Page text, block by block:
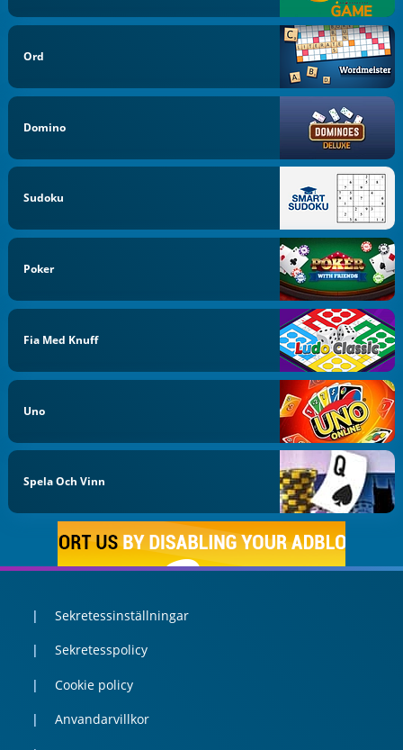
Ord
Domino
Sudoku
Poker
Fia Med Knuff
Uno
Spela Och Vinn
Sekretessinställningar
Sekretesspolicy
Cookie policy
Anvandarvillkor